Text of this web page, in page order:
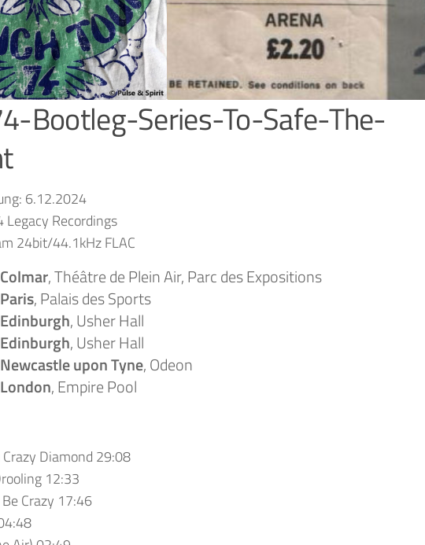
Bootleg-Series-To-Safe-The-
6.12.2024
Recordings
24bit/44.1kHz FLAC
Colmar, Théâtre de Plein Air, Parc des Expositions
Paris, Palais des Sports
Edinburgh, Usher Hall
Edinburgh, Usher Hall
Newcastle upon Tyne, Odeon
London, Empire Pool
Crazy Diamond 29:08
12:33
Be Crazy 17:46